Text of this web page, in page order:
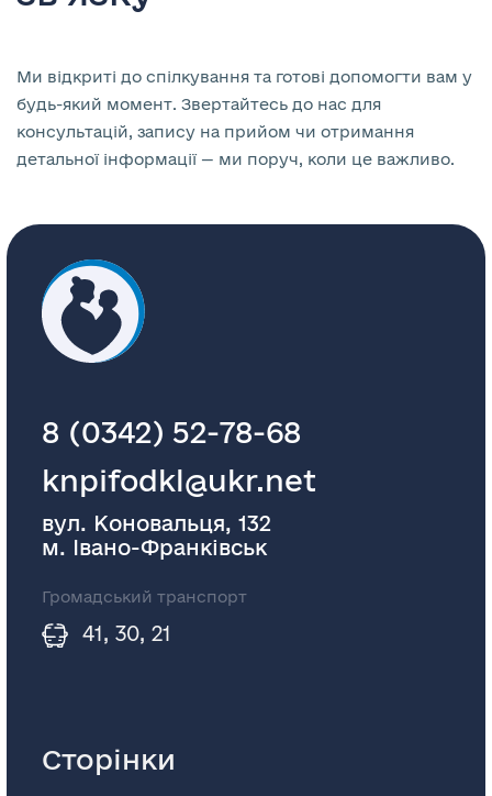
Ми відкриті до спілкування та готові допомогти вам у
будь-який момент. Звертайтесь до нас для
консультацій, запису на прийом чи отримання
детальної інформації — ми поруч, коли це важливо.
8 (0342) 52-78-68
knpifodkl@ukr.net
вул. Коновальця, 132
м. Івано-Франківськ
Громадський транспорт
41, 30, 21
Сторінки